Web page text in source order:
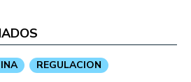
REGULACION